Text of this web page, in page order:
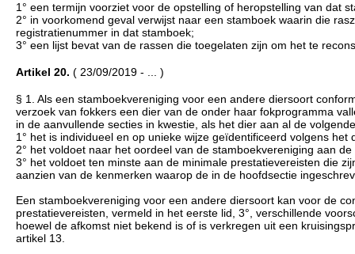
1° een termijn voorziet voor de opstelling of heropstelling van dat
2° in voorkomend geval verwijst naar een stamboek waarin die
registratienummer in dat stamboek;
3° een lijst bevat van de rassen die toegelaten zijn om het te
Artikel 20. ( 23/09/2019 - ... )
§ 1. Als een stamboekvereniging voor een andere diersoort
verzoek van fokkers een dier van de onder haar fokprogramma
in de aanvullende secties in kwestie, als het dier aan al de
1° het is individueel en op unieke wijze geïdentificeerd volgens het
2° het voldoet naar het oordeel van de stamboekvereniging aan
3° het voldoet ten minste aan de minimale prestatievereisten die
aanzien van de kenmerken waarop de in de hoofdsectie
Een stamboekvereniging voor een andere diersoort kan voor de
prestatievereisten, vermeld in het eerste lid, 3°, verschillende
hoewel de afkomst niet bekend is of is verkregen uit een
artikel 13.